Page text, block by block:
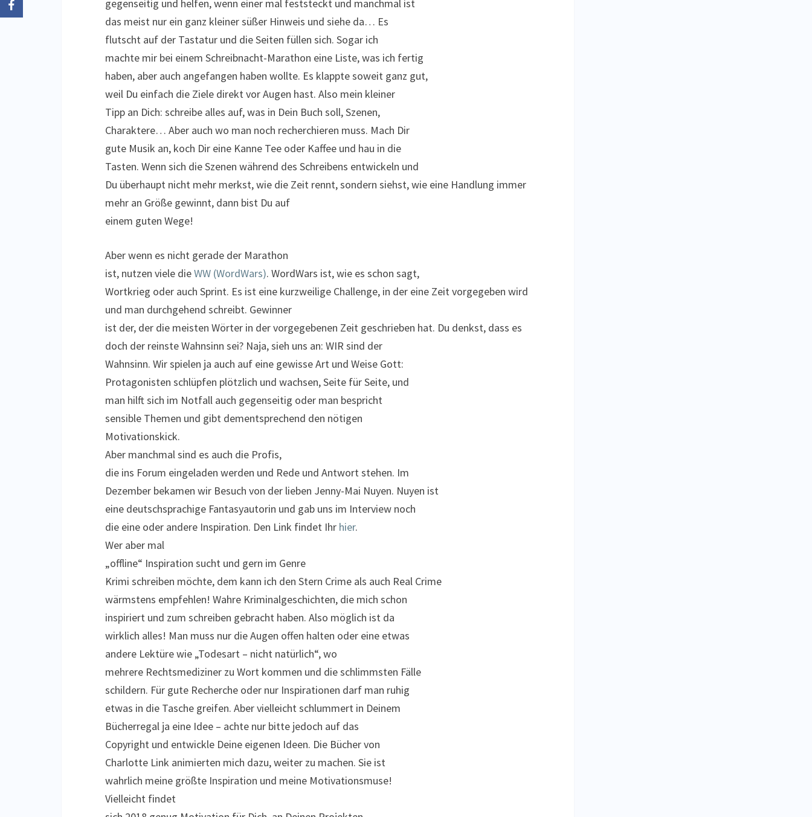
gegenseitig und helfen, wenn einer mal feststeckt und manchmal ist
das meist nur ein ganz kleiner süßer Hinweis und siehe da… Es
flutscht auf der Tastatur und die Seiten füllen sich. Sogar ich
machte mir bei einem Schreibnacht-Marathon eine Liste, was ich fertig
haben, aber auch angefangen haben wollte. Es klappte soweit ganz gut,
weil Du einfach die Ziele direkt vor Augen hast. Also mein kleiner
Tipp an Dich: schreibe alles auf, was in Dein Buch soll, Szenen,
Charaktere… Aber auch wo man noch recherchieren muss. Mach Dir
gute Musik an, koch Dir eine Kanne Tee oder Kaffee und hau in die
Tasten. Wenn sich die Szenen während des Schreibens entwickeln und
Du überhaupt nicht mehr merkst, wie die Zeit rennt, sondern siehst, wie eine Handlung immer
mehr an Größe gewinnt, dann bist Du auf
einem guten Wege!
Aber wenn es nicht gerade der Marathon
ist, nutzen viele dieWW (WordWars). WordWars ist, wie es schon sagt,
Wortkrieg oder auch Sprint. Es ist eine kurzweilige Challenge, in der eine Zeit vorgegeben wird
und man durchgehend schreibt. Gewinner
ist der, der die meisten Wörter in der vorgegebenen Zeit geschrieben hat. Du denkst, dass es
doch der reinste Wahnsinn sei? Naja, sieh uns an: WIR sind der
Wahnsinn. Wir spielen ja auch auf eine gewisse Art und Weise Gott:
Protagonisten schlüpfen plötzlich und wachsen, Seite für Seite, und
man hilft sich im Notfall auch gegenseitig oder man bespricht
sensible Themen und gibt dementsprechend den nötigen
Motivationskick.
Aber manchmal sind es auch die Profis,
die ins Forum eingeladen werden und Rede und Antwort stehen. Im
Dezember bekamen wir Besuch von der lieben Jenny-Mai Nuyen. Nuyen ist
eine deutschsprachige Fantasyautorin und gab uns im Interview noch
die eine oder andere Inspiration. Den Link findet Ihr hier.
Wer aber mal
„offline“ Inspiration sucht und gern im Genre
Krimi schreiben möchte, dem kann ich den Stern Crime als auch Real Crime
wärmstens empfehlen! Wahre Kriminalgeschichten, die mich schon
inspiriert und zum schreiben gebracht haben. Also möglich ist da
wirklich alles! Man muss nur die Augen offen halten oder eine etwas
andere Lektüre wie „Todesart – nicht natürlich“, wo
mehrere Rechtsmediziner zu Wort kommen und die schlimmsten Fälle
schildern. Für gute Recherche oder nur Inspirationen darf man ruhig
etwas in die Tasche greifen. Aber vielleicht schlummert in Deinem
Bücherregal ja eine Idee – achte nur bitte jedoch auf das
Copyright und entwickle Deine eigenen Ideen. Die Bücher von
Charlotte Link animierten mich dazu, weiter zu machen. Sie ist
wahrlich meine größte Inspiration und meine Motivationsmuse!
Vielleicht findet